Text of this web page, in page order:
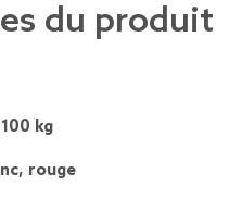
du produit
100 kg
rouge